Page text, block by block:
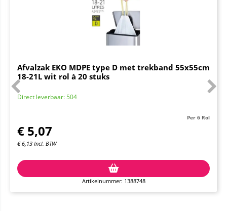
Afvalzak EKO MDPE type D met trekband 55x55cm
18-21L wit rol à 20 stuks
Direct leverbaar: 504
Per 6 Rol
€ 5,07
€6,13 Incl. BTW
Artikelnummer: 1388748